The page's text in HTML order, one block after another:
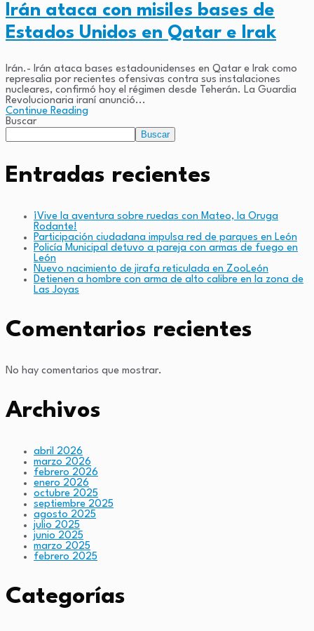
Irán ataca con misiles bases de
Estados Unidos en Qatar e Irak
Irán.- Irán ataca bases estadounidenses en Qatar e Irak como
represalia por recientes ofensivas contra sus instalaciones
nucleares, confirmó hoy el régimen desde Teherán. La Guardia
Revolucionaria iraní anunció...
Continue Reading
Buscar
Buscar
Entradas recientes
¡Vive la aventura sobre ruedas con Mateo, la Oruga
Rodante!
Participación ciudadana impulsa red de parques en León
Policía Municipal detuvo a pareja con armas de fuego en
León
Nuevo nacimiento de jirafa reticulada en ZooLeón
Detienen a hombre con arma de alto calibre en la zona de
Las Joyas
Comentarios recientes
No hay comentarios que mostrar.
Archivos
abril 2026
marzo 2026
febrero 2026
enero 2026
octubre 2025
septiembre 2025
agosto 2025
julio 2025
junio 2025
marzo 2025
febrero 2025
Categorías